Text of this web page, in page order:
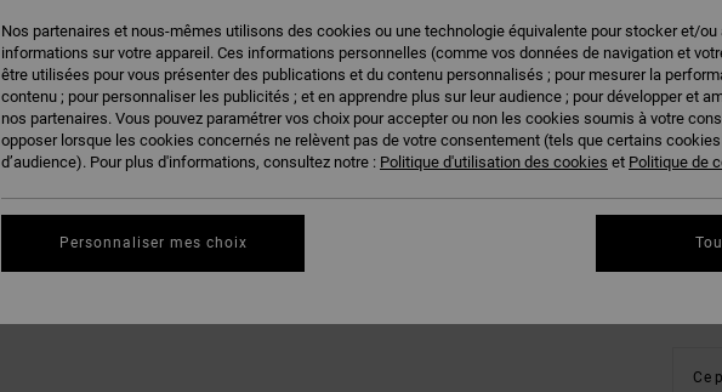
XS
Ce
Nos partenaires et nous-mêmes utilisons des cookies ou une technologie équivalente pour stocker et/ou
informations sur votre appareil. Ces informations personnelles (comme vos données de navigation et
être utilisées pour vous présenter des publications et du contenu personnalisés ; pour mesurer la
contenu ; pour personnaliser les publicités ; et en apprendre plus sur leur audience ; pour développer et
nos partenaires. Vous pouvez paramétrer vos choix pour accepter ou non les cookies soumis à votre
opposer lorsque les cookies concernés ne relèvent pas de votre consentement (tels que certains
d’audience). Pour plus d'informations, consultez notre : Politique d'utilisation des cookies et Politique de
Personnaliser mes choix